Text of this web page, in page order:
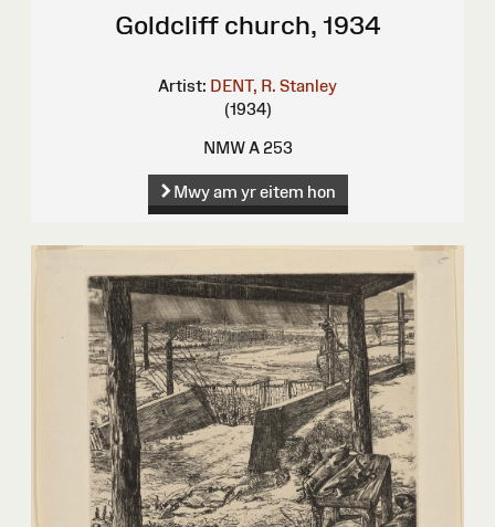
Goldcliff church, 1934
Artist: DENT, R. Stanley
(1934)
NMW A 253
Mwy am yr eitem hon